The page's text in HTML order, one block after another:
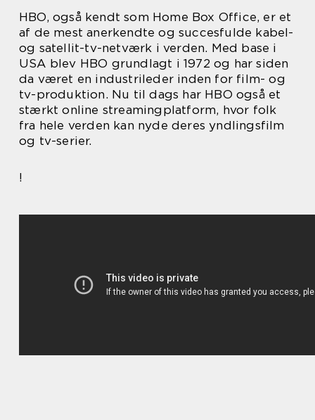
HBO, også kendt som Home Box Office, er et
af de mest anerkendte og succesfulde kabel-
og satellit-tv-netværk i verden. Med base i
USA blev HBO grundlagt i 1972 og har siden
da været en industrileder inden for film- og
tv-produktion. Nu til dags har HBO også et
stærkt online streamingplatform, hvor folk
fra hele verden kan nyde deres yndlingsfilm
og tv-serier.
!